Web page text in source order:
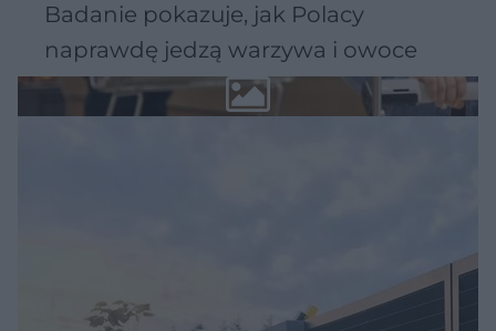
Badanie pokazuje, jak Polacy
naprawdę jedzą warzywa i owoce